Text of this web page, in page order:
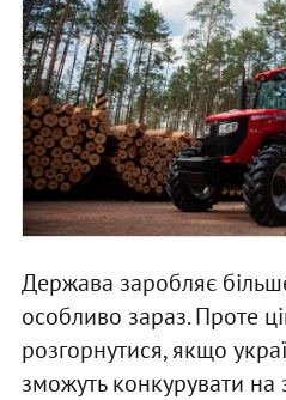
Держава заробляє
особливо зараз. Проте
розгорнутися, якщо
зможуть конкурувати на